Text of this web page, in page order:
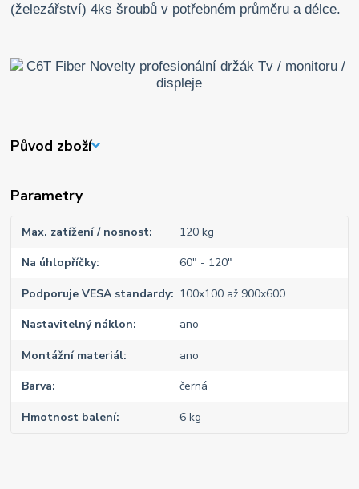
(železářství) 4ks šroubů v potřebném průměru a délce.
Původ zboží
Parametry
Max. zatížení / nosnost 120 kg
Na úhlopříčky 60" - 120"
Podporuje VESA standardy 100x100 až 900x600
Nastavitelný náklon ano
Montážní materiál ano
Barva černá
Hmotnost balení 6 kg